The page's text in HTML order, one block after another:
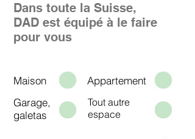
Dans toute la Suisse,
DAD est équipé à le faire
pour vous
Maison
Appartement
Garage,
galetas
Tout autre
espace